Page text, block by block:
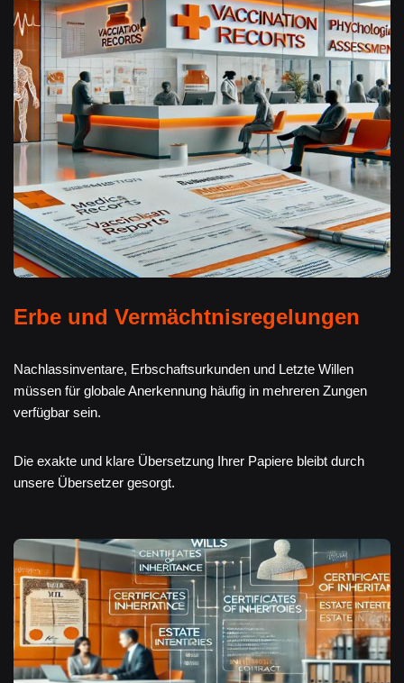
Erbe und Vermächtnisregelungen
Nachlassinventare, Erbschaftsurkunden und Letzte Willen
müssen für globale Anerkennung häufig in mehreren Zungen
verfügbar sein.
Die exakte und klare Übersetzung Ihrer Papiere bleibt durch
unsere Übersetzer gesorgt.